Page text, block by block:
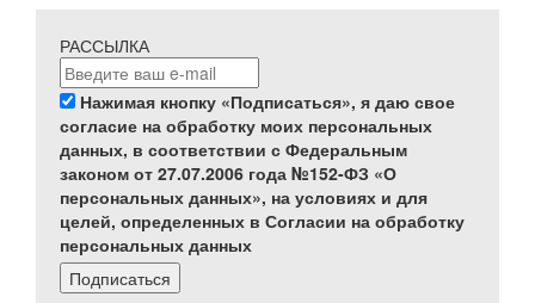
РАССЫЛКА
Нажимая кнопку «Подписаться», я даю свое
согласие на обработку моих персональных
данных, в соответствии с Федеральным
законом от 27.07.2006 года №152-ФЗ «О
персональных данных», на условиях и для
целей, определенных в Согласии на обработку
персональных данных
Подписаться